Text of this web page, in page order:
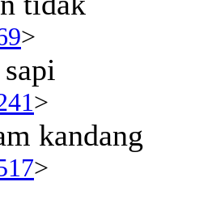
>
>
kandang
>